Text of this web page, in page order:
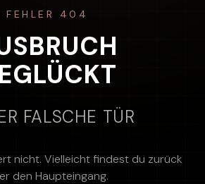
FEHLER 404
FALSCHE TÜR
nicht. Vielleicht findest du zurück
den Haupteingang.